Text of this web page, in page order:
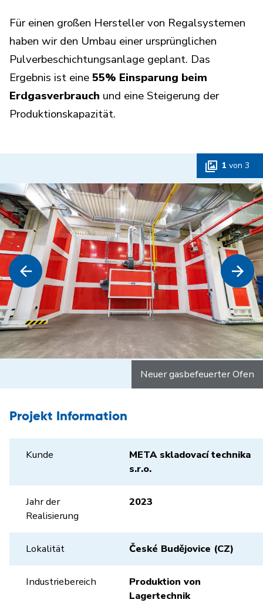
Für einen großen Hersteller von Regalsystemen
haben wir den Umbau einer ursprünglichen
Pulverbeschichtungsanlage geplant. Das
Ergebnis ist eine55% Einsparung beim
Erdgasverbrauch und eine Steigerung der
Produktionskapazität.
1 von 3
Neuer gasbefeuerter Ofen
Projekt Information
Kunde
META skladovací technika
s.r.o.
Jahr der
Realisierung
2023
Lokalität České Budějovice (CZ)
Industriebereich
Produktion von
Lagertechnik